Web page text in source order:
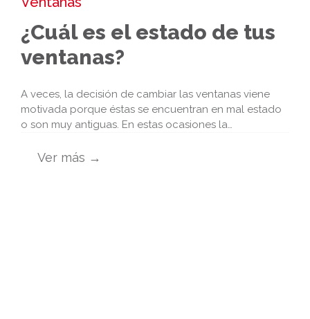
¿Cuál es el estado de tus
ventanas?
A veces, la decisión de cambiar las ventanas viene
motivada porque éstas se encuentran en mal estado
o son muy antiguas. En estas ocasiones la…
Ver más →